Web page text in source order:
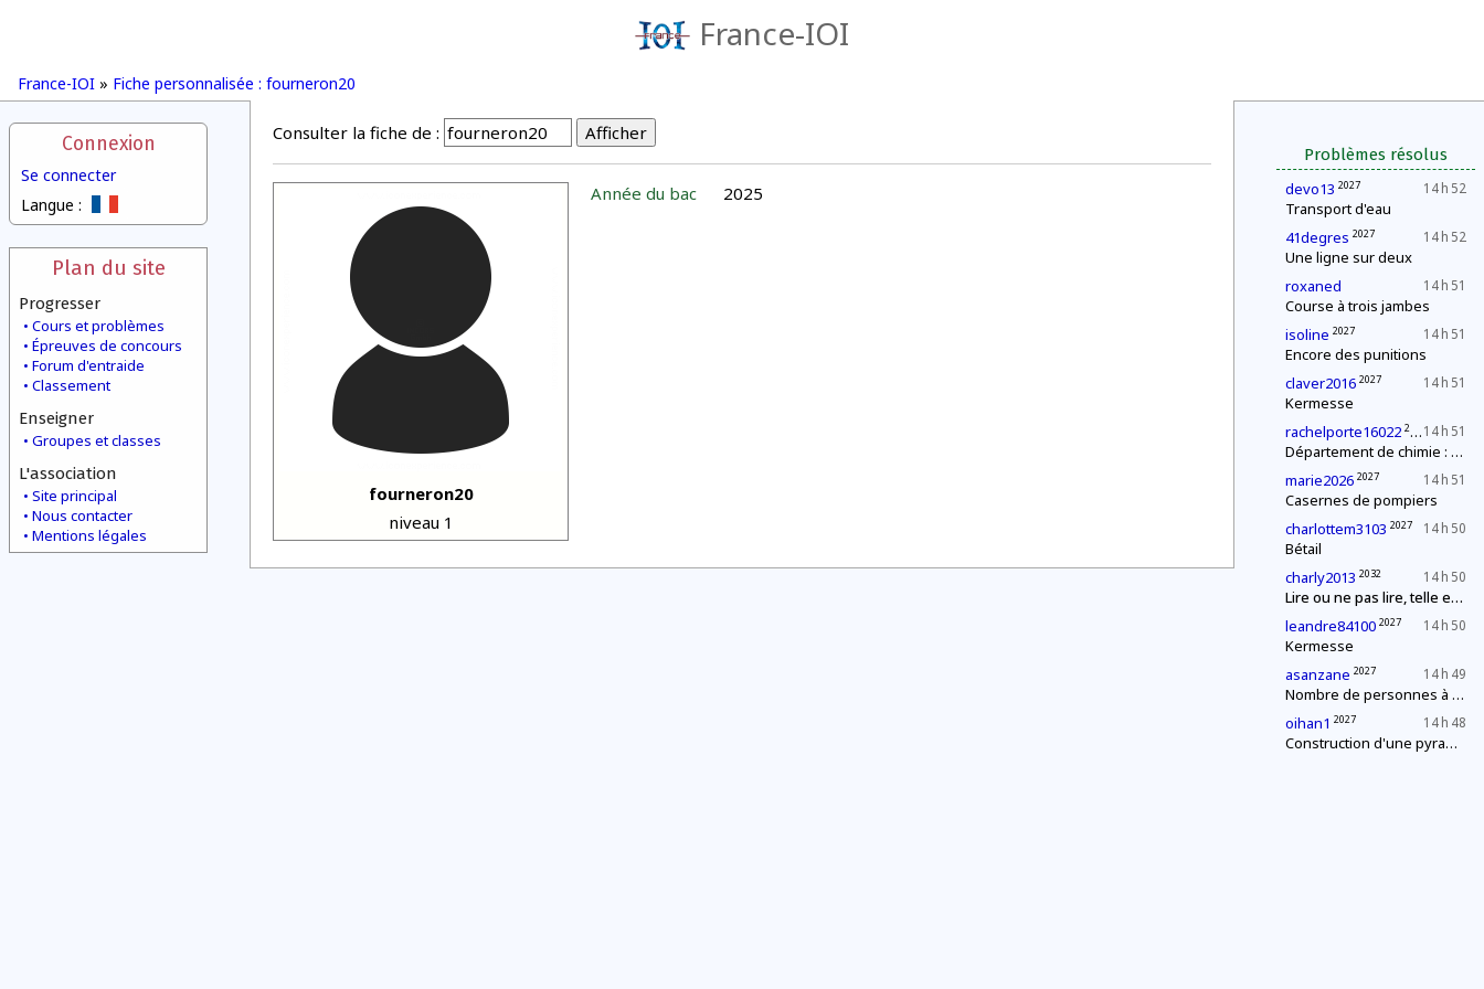
France-IOI
France-IOI » Fiche personnalisée : fourneron20
Connexion
Se connecter
Langue :
Plan du site
Progresser
Cours et problèmes
Épreuves de concours
Forum d'entraide
Classement
Enseigner
Groupes et classes
L'association
Site principal
Nous contacter
Mentions légales
Problèmes résolus
14 h 52
devo13 2027
Transport d'eau
14 h 52
41degres 2027
Une ligne sur deux
14 h 51
roxaned
Course à trois jambes
14 h 51
isoline 2027
Encore des punitions
14 h 51
claver2016 2027
Kermesse
14 h 51
rachelporte16022 2027
Département de chimie : mélange explosif
14 h 51
marie2026 2027
Casernes de pompiers
14 h 50
charlottem3103 2027
Bétail
14 h 50
charly2013 2032
Lire ou ne pas lire, telle est (à nouveau) la question
14 h 50
leandre84100 2027
Kermesse
14 h 49
asanzane 2027
Nombre de personnes à la fête
14 h 48
oihan1 2027
Construction d'une pyramide
Consulter la fiche de :
fourneron20
niveau 1
Année du bac 2025